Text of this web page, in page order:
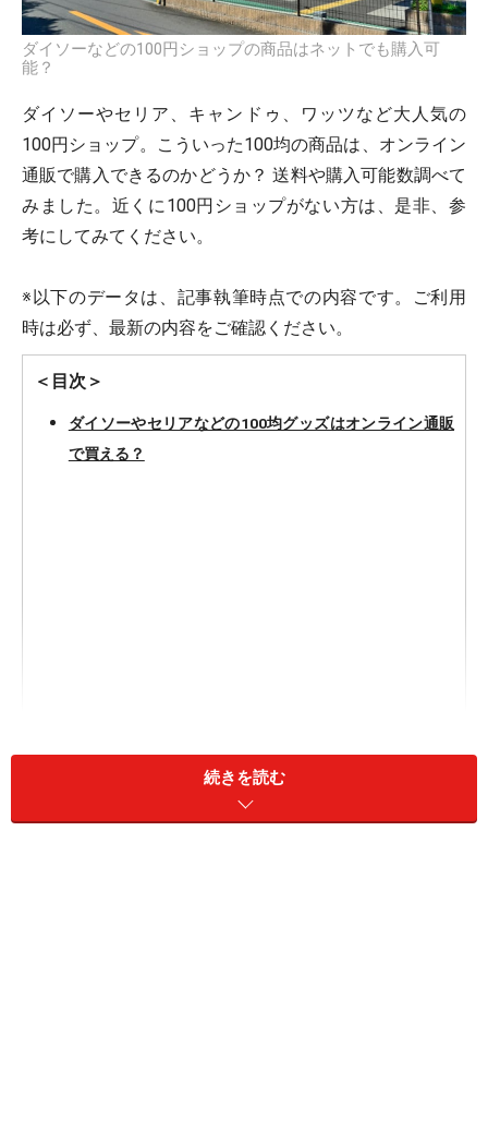
ダイソーなどの100円ショップの商品はネットでも購入可
能？
ダイソーやセリア、キャンドゥ、ワッツなど大人気の
100円ショップ。こういった100均の商品は、オンライン
通販で購入できるのかどうか？ 送料や購入可能数調べて
みました。近くに100円ショップがない方は、是非、参
考にしてみてください。
※以下のデータは、記事執筆時点での内容です。ご利用
時は必ず、最新の内容をご確認ください。
＜目次＞
ダイソーやセリアなどの100均グッズはオンライン通販
で買える？
ダイソーやセリアなど大手4社のオンライン通販と送料
まとめ
続きを読む